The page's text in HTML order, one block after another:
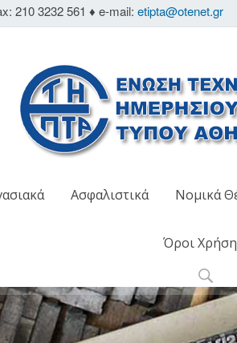
210 3232 561 ♦ e-mail: etipta@otenet.gr
Ασφαλιστικά Νομικά
Όροι